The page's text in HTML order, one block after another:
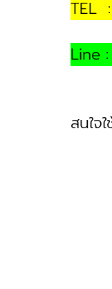
TEL
Line :
สนใจ